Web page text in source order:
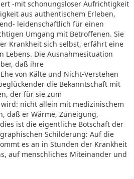
-mit schonungsloser Aufrichtigkeit
aus authentischem Erleben,
leidenschaftlich für einen
Umgang mit Betroffenen. Sie
Krankheit sich selbst, erfährt eine
Lebens. Die Ausnahmesituation
daß ihre
von Kälte und Nicht-Verstehen
die Bekanntschaft mit
der für sie zum
nicht allein mit medizinischem
daß er Wärme, Zuneigung,
ist die eigentliche Botschaft der
Schilderung: Auf die
es an in Stunden der Krankheit
auf menschliches Miteinander und